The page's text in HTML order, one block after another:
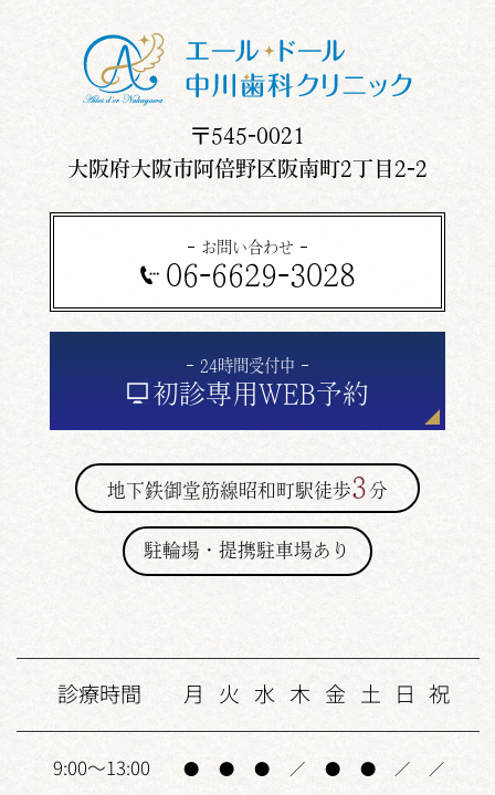
〒545-0021
大阪府大阪市阿倍野区阪南町2丁目2-2
お問い合わせ
06-6629-3028
24時間受付中
初診専用WEB予約
地下鉄御堂筋線昭和町駅徒歩3分
駐輪場・提携駐車場あり
診療時間 月 火 水 木 金 土 日 祝
9:00～13:00 ● ● ● ／ ● ● ／ ／